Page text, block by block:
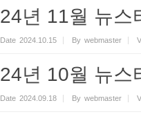
24년 11월 뉴스
Date 2024.10.15 By webmaster
24년 10월 뉴스
Date 2024.09.18 By webmaster